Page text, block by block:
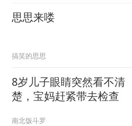
思思来喽
搞笑的思思
8岁儿子眼睛突然看不清
楚，宝妈赶紧带去检查
南北饭斗罗